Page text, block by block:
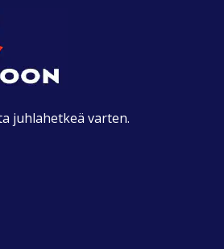
juhlahetkeä varten.